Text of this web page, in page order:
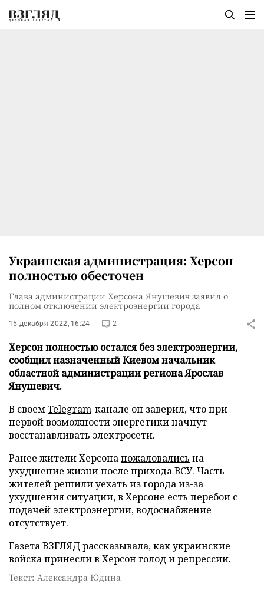
Украинская администрация: Херсон
полностью обесточен
Глава администрации Херсона Янушевич заявил о
полном отключении электроэнергии города
15 декабря 2022, 16:24 2
Херсон полностью остался без электроэнергии,
сообщил назначенный Киевом начальник
областной администрации региона Ярослав
Янушевич.
В своемTelegram-канале он заверил, что при
первой возможности энергетики начнут
восстанавливать электросети.
Ранее жители Херсонапожаловались на
ухудшение жизни после прихода ВСУ. Часть
жителей решили уехать из города из-за
ухудшения ситуации, в Херсоне есть перебои с
подачей электроэнергии, водоснабжение
отсутствует.
Газета ВЗГЛЯД рассказывала, как украинские
войскапринеслив Херсон голод и репрессии.
Текст: Александра Юдина